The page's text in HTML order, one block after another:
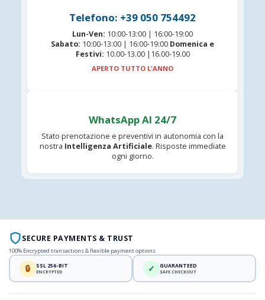
Telefono: +39 050 754492
Lun-Ven: 10:00-13:00 | 16:00-19:00
Sabato: 10:00-13:00 | 16:00-19:00 Domenica e
Festivi: 10.00-13.00 |16.00-19.00
APERTO TUTTO L'ANNO
WhatsApp AI 24/7
Stato prenotazione e preventivi in autonomia con la
nostra Intelligenza Artificiale. Risposte immediate
ogni giorno.
SECURE PAYMENTS & TRUST
100% Encrypted transactions & flexible payment options
🔒 SSL 256-BIT
ENCRYPTED ✓ GUARANTEED
SAFE CHECKOUT